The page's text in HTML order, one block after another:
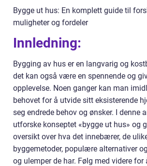
Bygge ut hus: En komplett guide til
muligheter og fordeler
Innledning:
Bygging av hus er en langvarig og
det kan også være en spennende og
opplevelse. Noen ganger kan man
behovet for å utvide sitt eksisterende
seg endrede behov og ønsker. I denne
utforske konseptet «bygge ut hus» og
oversikt over hva det innebærer, de
byggemetoder, populære alternativer
og ulemper de har. Følg med videre for